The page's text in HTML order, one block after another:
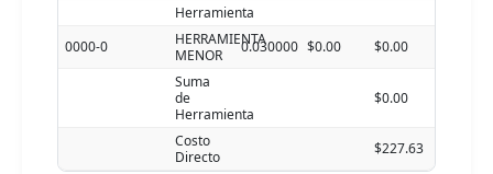
Herramienta
0000-0
HERRAMIENTA
MENOR
0.030000 $0.00
$0.00
Suma
de
Herramienta
$0.00
Costo
Directo
$227.63